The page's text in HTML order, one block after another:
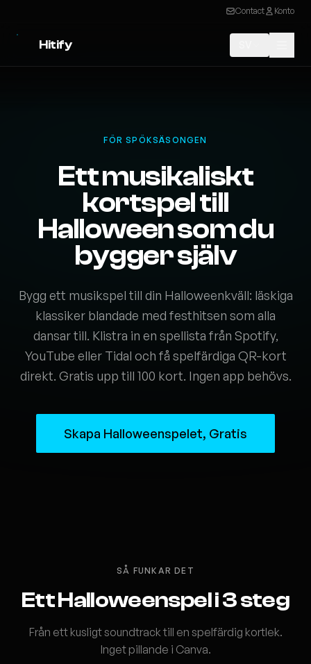
Contact Konto
Hitify
FÖR SPÖKSÄSONGEN
Ett musikaliskt
kortspel till
Halloween som du
bygger själv
Bygg ett musikspel till din Halloweenkväll: läskiga
klassiker blandade med festhitsen som alla
dansar till. Klistra in en spellista från Spotify,
YouTube eller Tidal och få spelfärdiga QR-kort
direkt. Gratis upp till 100 kort. Ingen app behövs.
Skapa Halloweenspelet, Gratis
SÅ FUNKAR DET
Ett Halloweenspel i 3 steg
Från ett kusligt soundtrack till en spelfärdig kortlek.
Inget pillande i Canva.